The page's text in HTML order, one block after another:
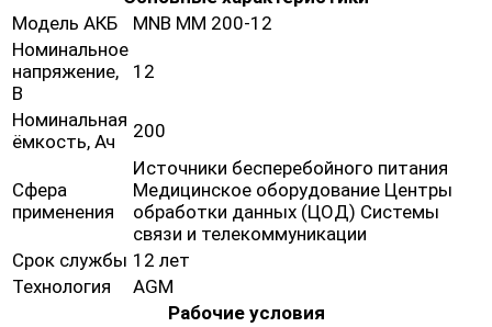
Модель АКБ
MNB MM 200-12
Номинальное
напряжение,
В
12
Номинальная
ёмкость, Ач
200
Сфера
применения
Источники бесперебойного питания
Медицинское оборудование Центры
обработки данных (ЦОД) Системы
связи и телекоммуникации
Срок службы 12 лет
Технология
AGM
Рабочие условия